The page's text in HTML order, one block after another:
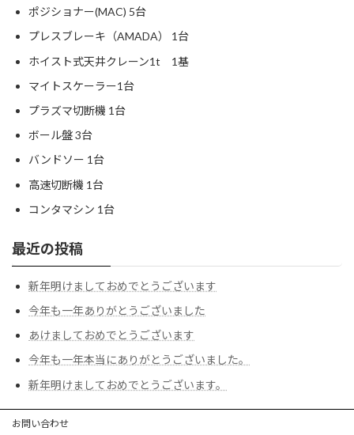
ポジショナー(MAC) 5台
プレスブレーキ（AMADA） 1台
ホイスト式天井クレーン1t 1基
マイトスケーラー1台
プラズマ切断機 1台
ボール盤 3台
バンドソー 1台
高速切断機 1台
コンタマシン 1台
最近の投稿
新年明けましておめでとうございます
今年も一年ありがとうございました
あけましておめでとうございます
今年も一年本当にありがとうございました。
新年明けましておめでとうございます。
お問い合わせ